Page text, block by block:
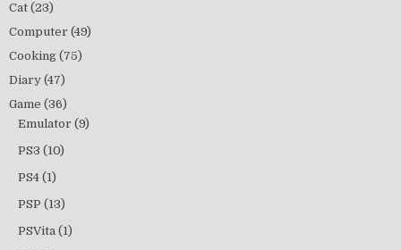
Cat (23)
Computer (49)
Cooking (75)
Diary (47)
Game (36)
Emulator (9)
PS3 (10)
PS4 (1)
PSP (13)
PSVita (1)